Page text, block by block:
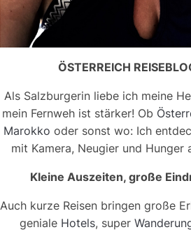
ÖSTERREICH
Als Salzburgerin liebe ich meine
mein Fernweh ist stärker! Ob
Marokko oder sonst wo: Ich
mit Kamera, Neugier und Hunger
Kleine Auszeiten, große
Auch kurze Reisen bringen große
geniale Hotels, super